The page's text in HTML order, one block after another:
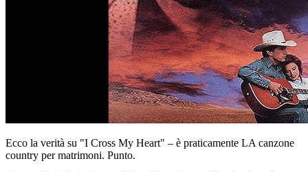
Ecco la verità su "I Cross My Heart" – è praticamente LA canzone
country per matrimoni. Punto.